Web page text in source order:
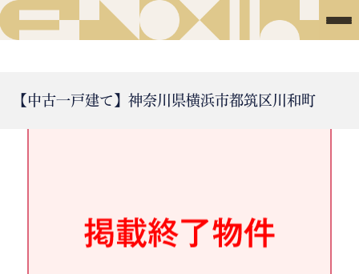
【中古一戸建て】神奈川県横浜市都筑区川和町